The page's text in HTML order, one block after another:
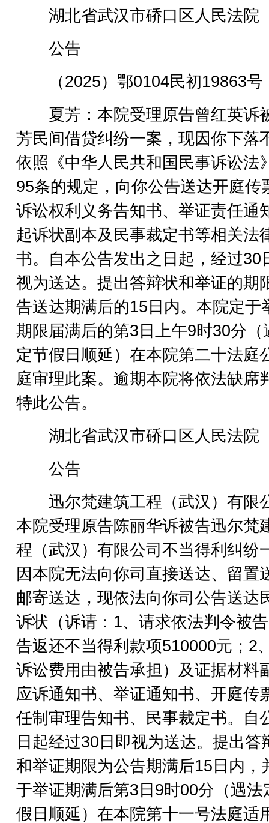
湖北省武汉市硚口区人民法院
公告
（2025）鄂0104民初19863号
夏芳：本院受理原告曾红英诉
芳民间借贷纠纷一案，现因你下落
依照《中华人民共和国民事诉讼法
95条的规定，向你公告送达开庭传
诉讼权利义务告知书、举证责任通
起诉状副本及民事裁定书等相关法
书。自本公告发出之日起，经过30
视为送达。提出答辩状和举证的期
告送达期满后的15日内。本院定于
期限届满后的第3日上午9时30分（
定节假日顺延）在本院第二十法庭
庭审理此案。逾期本院将依法缺席
特此公告。
湖北省武汉市硚口区人民法院
公告
迅尔梵建筑工程（武汉）有限
本院受理原告陈丽华诉被告迅尔梵
程（武汉）有限公司不当得利纠纷
因本院无法向你司直接送达、留置
邮寄送达，现依法向你司公告送达
诉状（诉请：1、请求依法判令被
告返还不当得利款项510000元；2
诉讼费用由被告承担）及证据材料
应诉通知书、举证通知书、开庭传
任制审理告知书、民事裁定书。自
日起经过30日即视为送达。提出答
和举证期限为公告期满后15日内，
于举证期满后第3日9时00分（遇法
假日顺延）在本院第十一号法庭适